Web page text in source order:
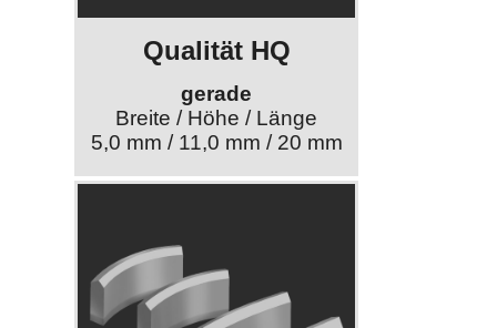
Qualität HQ
gerade
Breite / Höhe / Länge
5,0 mm / 11,0 mm / 20 mm